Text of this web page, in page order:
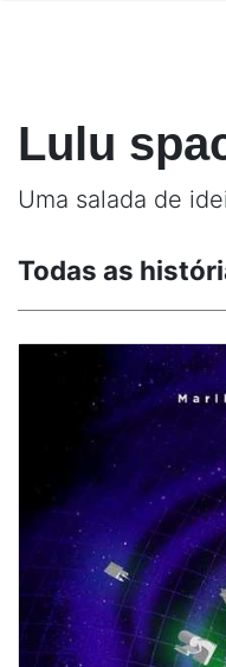
Lulu
Uma salada de
Todas as